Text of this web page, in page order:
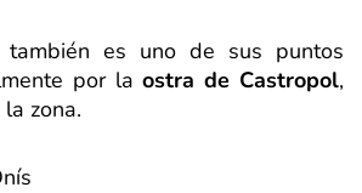
también es uno de sus puntos
por laostra de Castropol,
zona.